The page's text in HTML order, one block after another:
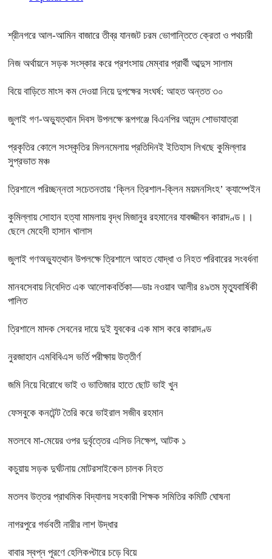
শ্রীনগরে আল-আমিন বাজারে তীব্র যানজট চরম ভোগান্তিতে ক্রেতা ও পথচারী
নিজ অর্থায়নে সড়ক সংস্কার করে প্রশংসায় মেম্বার প্রার্থী আব্দুস সালাম
বিয়ে বাড়িতে মাংস কম দেওয়া নিয়ে দুপক্ষের সংঘর্ষ: আহত অন্তত ৩০ ​
জুলাই গণ-অভ্যুত্থান দিবস উপলক্ষে রূপগঞ্জে বিএনপির আনন্দ শোভাযাত্রা
প্রকৃতির কোলে সংস্কৃতির মিলনমেলায় প্রতিদিনই ইতিহাস লিখছে কুমিল্লার
সুপ্রভাত মঞ্চ
ত্রিশালে পরিচ্ছন্নতা সচেতনতায় ‘ক্লিন ত্রিশাল-ক্লিন ময়মনসিংহ’ ক্যাম্পেইন
কুমিল্লায় সোহান হত্যা মামলায় বৃদ্ধ মিজানুর রহমানের যাবজ্জীবন কারাদণ্ড।।
ছেলে মেহেদী হাসান খালাস
জুলাই গণঅভ্যুত্থান উপলক্ষে ত্রিশালে আহত যোদ্ধা ও নিহত পরিবারের সংবর্ধনা
মানবসেবায় নিবেদিত এক আলোকবর্তিকা—ডাঃ নওয়াব আলীর ৪৯তম মৃত্যুবার্ষিকী
পালিত
ত্রিশালে মাদক সেবনের দায়ে দুই যুবকের এক মাস করে কারাদণ্ড
নুরজাহান এমবিবিএস ভর্তি পরীক্ষায় উত্তীর্ণ
জমি নিয়ে বিরোধে ভাই ও ভাতিজার হাতে ছোট ভাই খুন
ফেসবুকে কনটেন্ট তৈরি করে ভাইরাল সজীব রহমান
মতলবে মা-মেয়ের ওপর দুর্বৃত্তের এসিড নিক্ষেপ, আটক ১
কচুয়ায় সড়ক দুর্ঘটনায় মোটরসাইকেল চালক নিহত
মতলব উত্তর প্রাথমিক বিদ্যালয় সহকারী শিক্ষক সমিতির কমিটি ঘোষনা
নাগরপুরে গর্ভবতী নারীর লাশ উদ্ধার
বাবার স্বপ্ন পূরণে হেলিকপ্টারে চড়ে বিয়ে